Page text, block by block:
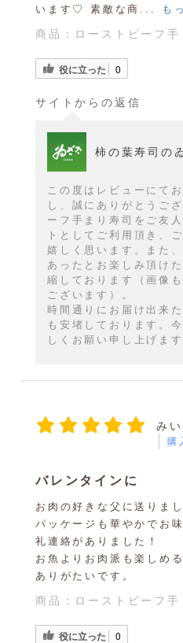
います♡ 素敵な商...
も
商品： ローストビーフ
役に立った 0
サイトからの返信
柿の葉寿司の
この度はレビューにて
し、誠にありがとうご
ーフ手まり寿司をご友
トとしてご利用頂き、
嬉しく思います。また
あったとお楽しみ頂け
縮しております（画像
ございます）。
時間通りにお届け出来
も安堵しております。
しくお願い申し上げます
みい
購
バレンタインに
お肉の好きな父に送りまし
パッケージも華やかでお
礼連絡がありました！
お魚よりお肉派も楽しめ
ありがたいです。
商品： ローストビーフ
役に立った 0